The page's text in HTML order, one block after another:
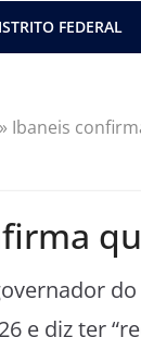
FEDERAL
» Ibaneis
e diz ter